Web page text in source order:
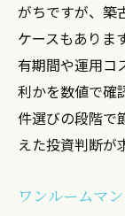
がちですが、築
ケースもありま
有期間や運用コ
利かを数値で確
件選びの段階で
えた投資判断が
ワンルームマ